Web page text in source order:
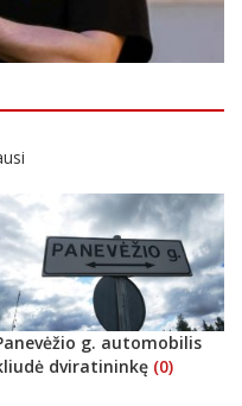
g. automobilis
dviratininkę (0)